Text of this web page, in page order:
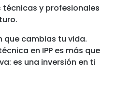
y profesionales
que cambias tu vida.
en IPP es más que
es una inversión en ti